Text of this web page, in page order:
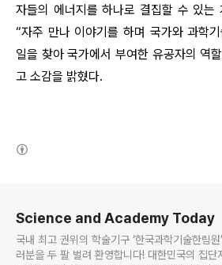
자들의 에너지를 하나로 결집할 수 있는
“자주 만나 이야기를 하며 국가와 과학
일을 찾아 국가에서 부여한 유공자의 역
고 소감을 밝혔다.
Science and Academy Today
국내 최고 권위의 학술기구 ‘한국과학기술한림원
러분을 두 팔 벌려 환영합니다! 대한민국의 집단